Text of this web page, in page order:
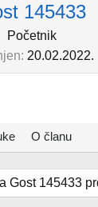
145433
Početnik
20.02.2022.
O članu
Gost 145433